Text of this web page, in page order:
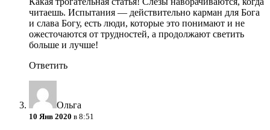
читаешь. Испытания — действительно карман для Бога
и слава Богу, есть люди, которые это понимают и не
ожесточаются от трудностей, а продолжают светить
больше и лучше!
Ответить
Ольга
10 Янв 2020 в 8:51